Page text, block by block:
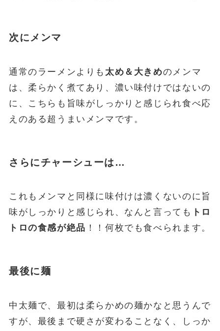
次にメンマ
通常のラーメンよりも 太め＆大きめのメンマ
は、柔らかく煮てあり、濃い味付けではないの
に、こちらも旨味がしっかりと感じられ食べ応
えのある超うまいメンマです。
さらにチャーシューは…
これもメンマと同様に味付けは濃くないのに旨
味がしっかりと感じられ、なんと言っても
トロ
トロの食感が絶品 ！！何枚でも食べられます。
最後に麺
中太麺で、最初は柔らかめの麺かなと思うんで
すが、最後まで硬さが変わることなく、しっか